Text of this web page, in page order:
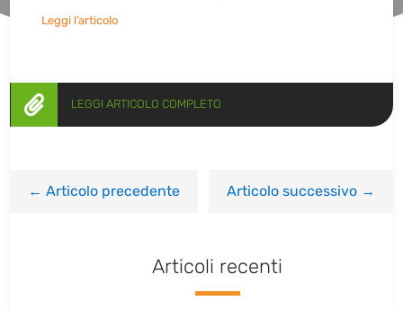
Leggi l’articolo
 LEGGI ARTICOLO COMPLETO
←Articolo precedente Articolo successivo→
Articoli recenti